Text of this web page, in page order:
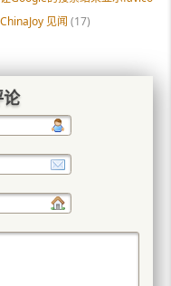
ChinaJoy 见闻 (17)
论